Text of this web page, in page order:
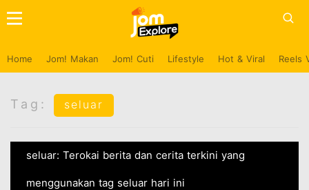
Home Jom! Makan Jom! Cuti Lifestyle Hot & Viral Reels
Tag: seluar
seluar: Terokai berita dan cerita terkini yang
menggunakan tag seluar hari ini